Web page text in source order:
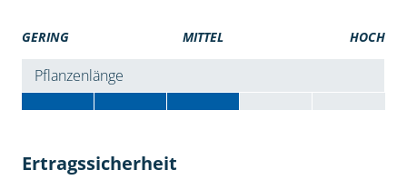
GERING MITTEL HOCH
Pflanzenlänge
Ertragssicherheit